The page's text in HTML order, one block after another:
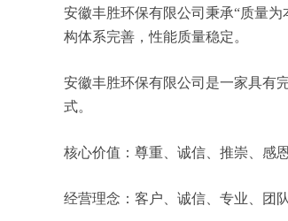
安徽丰胜环保有限公司秉承“质量
构体系完善，性能质量稳定。
安徽丰胜环保有限公司是一家具有
式。
核心价值：尊重、诚信、推崇、感
经营理念：客户、诚信、专业、团